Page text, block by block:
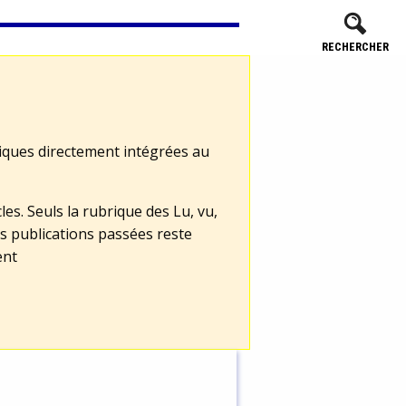
RECHERCHER
directement intégrées au
Seuls la rubrique des Lu, vu,
publications passées reste